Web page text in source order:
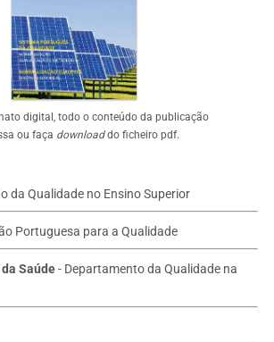
digital, todo o conteúdo da publicação
ou faça downloaddo ficheiro pdf.
da Qualidade no Ensino Superior
Portuguesa para a Qualidade
Saúde- Departamento da Qualidade na